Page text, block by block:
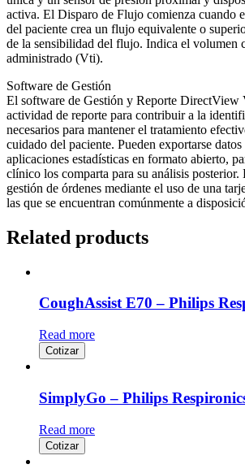
activa. El Disparo de Flujo comienza cuando
del paciente crea un flujo equivalente o
de la sensibilidad del flujo. Indica el volumen
administrado (Vti).
Software de Gestión
El software de Gestión y Reporte DirectView
actividad de reporte para contribuir a la
necesarios para mantener el tratamiento
cuidado del paciente. Pueden exportarse
aplicaciones estadísticas en formato abierto,
clínico los comparta para su análisis posterior.
gestión de órdenes mediante el uso de una
las que se encuentran comúnmente a
Related products
CoughAssist E70 – Philips
Read more
Cotizar
SimplyGo – Philips
Read more
Cotizar